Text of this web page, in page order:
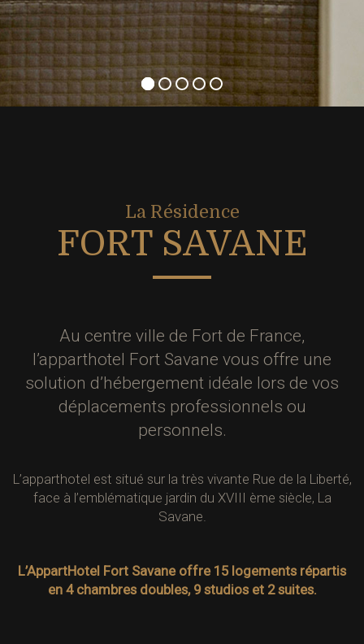
La Résidence
FORT SAVANE
Au centre ville de Fort de France,
l’apparthotel Fort Savane vous offre une
solution d’hébergement idéale lors de vos
déplacements professionnels ou
personnels.
L’apparthotel est situé sur la très vivante Rue de la Liberté,
face à l’emblématique jardin du XVIII ème siècle, La
Savane.
L’AppartHotel Fort Savane offre 15 logements répartis
en 4 chambres doubles, 9 studios et 2 suites.